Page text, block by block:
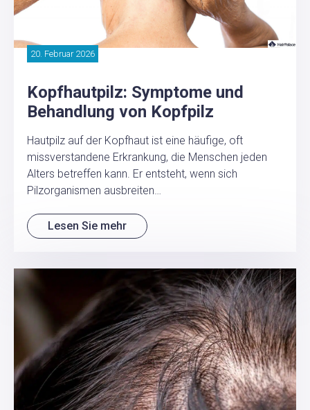
20. Februar 2026
Kopfhautpilz: Symptome und
Behandlung von Kopfpilz
Hautpilz auf der Kopfhaut ist eine häufige, oft
missverstandene Erkrankung, die Menschen jeden
Alters betreffen kann. Er entsteht, wenn sich
Pilzorganismen ausbreiten…
Lesen Sie mehr